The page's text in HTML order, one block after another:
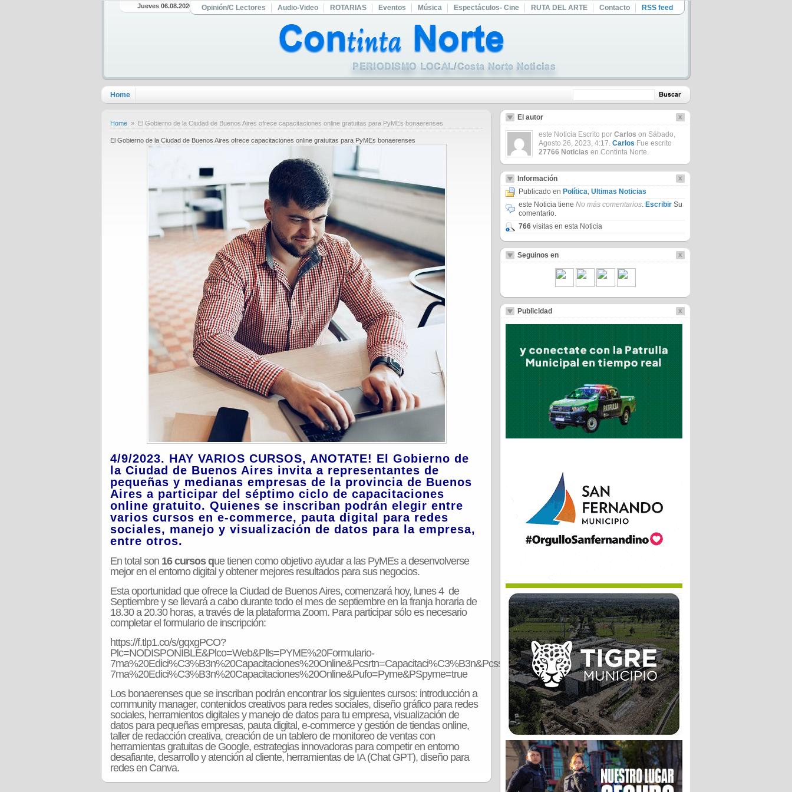
Jueves 06.08.2026 Opinión/C Lectores Audio-Video ROTARIAS Eventos Música Espectáculos- Cine RUTA DEL ARTE Contacto RSS feed
Home
Home » El Gobierno de la Ciudad de Buenos Aires ofrece capacitaciones online gratuitas para PyMEs bonaerenses
El Gobierno de la Ciudad de Buenos Aires ofrece capacitaciones online gratuitas para PyMEs bonaerenses
4/9/2023. HAY VARIOS CURSOS, ANOTATE! El Gobierno de
la Ciudad de Buenos Aires invita a representantes de
pequeñas y medianas empresas de la provincia de Buenos
Aires a participar del séptimo ciclo de capacitaciones
online gratuito. Quienes se inscriban podrán elegir entre
varios cursos en e-commerce, pauta digital para redes
sociales, manejo y visualización de datos para la empresa,
entre otros.
En total son 16 cursos que tienen como objetivo ayudar a las PyMEs a desenvolverse
mejor en el entorno digital y obtener mejores resultados para sus negocios.
Esta oportunidad que ofrece la Ciudad de Buenos Aires, comenzará hoy, lunes 4 de
Septiembre y se llevará a cabo durante todo el mes de septiembre en la franja horaria de
18.30 a 20.30 horas, a través de la plataforma Zoom. Para participar sólo es necesario
completar el formulario de inscripción:
https://f.tlp1.co/s/gqxgPCO?
Plc=NODISPONIBLE&Plco=Web&Plls=PYME%20Formulario-
7ma%20Edici%C3%B3n%20Capacitaciones%20Online&Pcsrtn=Capacitaci%C3%B3n&Pcss=PYME%20Formulario-
7ma%20Edici%C3%B3n%20Capacitaciones%20Online&Pufo=Pyme&PSpyme=true
Los bonaerenses que se inscriban podrán encontrar los siguientes cursos: introducción a
community manager, contenidos creativos para redes sociales, diseño gráfico para redes
sociales, herramientos digitales y manejo de datos para tu empresa, visualización de
datos para pequeñas empresas, pauta digital, e-commerce y gestión de tiendas online,
taller de redacción creativa, creación de un tablero de monitoreo de ventas con
herramientas gratuitas de Google, estrategias innovadoras para competir en entorno
desafiante, desarrollo y atención al cliente, herramientas de IA (Chat GPT), diseño para
redes en Canva.
El autor
este Noticia Escrito por Carlos on Sábado,
Agosto 26, 2023, 4:17. Carlos Fue escrito
27766 Noticias en Continta Norte.
Información
Publicado en Política, Ultimas Noticias
este Noticia tiene No más comentarios. Escribir Su
comentario.
766 visitas en esta Noticia
Seguinos en
Publicidad